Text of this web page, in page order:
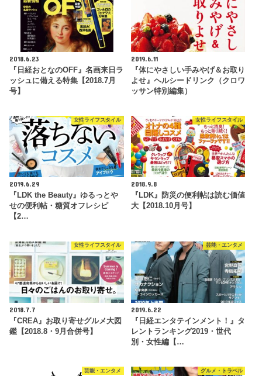
2018.6.23
『日経おとなのOFF』名画来日ラ
ッシュに備える特集【2018.7月
号】
2019.6.11
『体にやさしい手みやげ＆お取り
よせ』ヘルシードリンク（クロワ
ッサン特別編集）
女性ライフスタイル
2019.6.29
『LDK the Beauty』ゆるっとや
せの便利帖・糖質オフレシピ
【2…
女性ライフスタイル
2018.9.8
『LDK』防災の便利帖は読む価値
大【2018.10月号】
女性ライフスタイル
2018.7.7
『CREA』お取り寄せグルメ大図
鑑【2018.8・9月合併号】
芸能・エンタメ
2019.6.22
『日経エンタテインメント！』タ
レントランキング2019・世代
別・女性編【…
芸能・エンタメ グルメ・トラベル